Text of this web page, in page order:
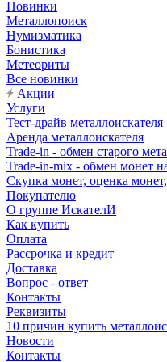
Новинки
Металлопоиск
Нумизматика
Бонистика
Метеориты
Все новинки
Акции
Услуги
Тест-драйв металлоискателя
Аренда металлоискателя
Trade-in - обмен старого
Trade-in-mix - обмен монет
Скупка монет, оценка
Покупателю
О группе ИскателИ
Как купить
Оплата
Рассрочка и кредит
Доставка
Вопрос - ответ
Контакты
Реквизиты
10 причин купить
Новости
Контакты